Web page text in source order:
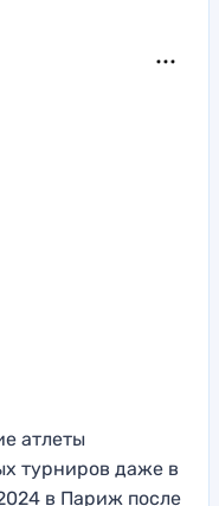
атлеты
турниров даже в
в Париж после